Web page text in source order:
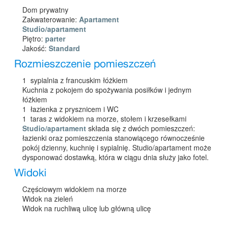
Dom prywatny
Zakwaterowanie: Apartament
Studio/apartament
Piętro: parter
Jakość: Standard
Rozmieszczenie pomieszczeń
1 sypialnia z francuskim łóżkiem
Kuchnia z pokojem do spożywania posiłków i jednym
łóżkiem
1 łazienka z prysznicem i WC
1 taras z widokiem na morze, stołem i krzesełkami
Studio/apartament składa się z dwóch pomieszczeń:
łazienki oraz pomieszczenia stanowiącego równocześnie
pokój dzienny, kuchnię i sypialnię. Studio/apartament może
dysponować dostawką, która w ciągu dnia służy jako fotel.
Widoki
Częściowym widokiem na morze
Widok na zieleń
Widok na ruchliwą ulicę lub główną ulicę